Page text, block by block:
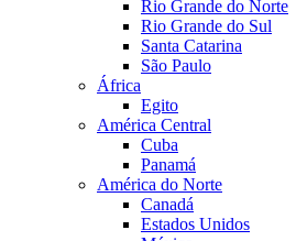
Rio Grande do Norte
Rio Grande do Sul
Santa Catarina
São Paulo
África
Egito
América Central
Cuba
Panamá
América do Norte
Canadá
Estados Unidos